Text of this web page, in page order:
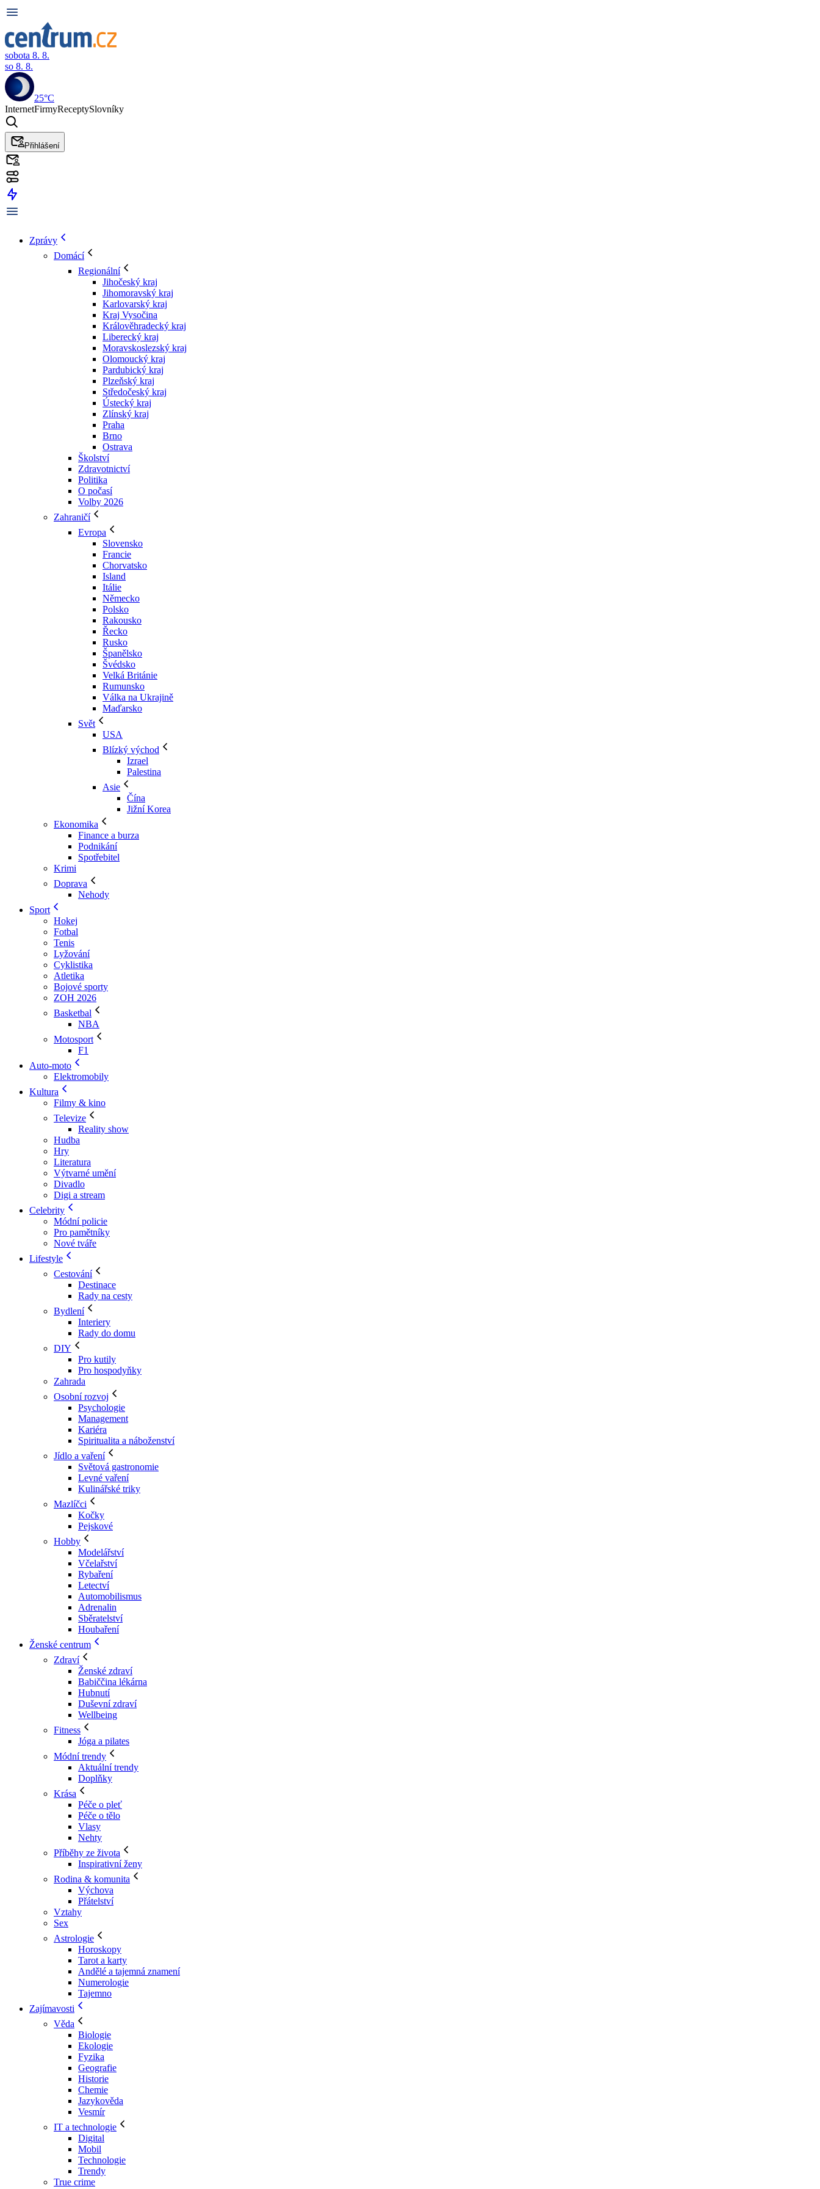
sobota 8. 8.
so 8. 8.
25°C
InternetFirmyReceptySlovníky
Přihlášení
Zprávy
Domácí
Regionální
Jihočeský kraj
Jihomoravský kraj
Karlovarský kraj
Kraj Vysočina
Králověhradecký kraj
Liberecký kraj
Moravskoslezský kraj
Olomoucký kraj
Pardubický kraj
Plzeňský kraj
Středočeský kraj
Ústecký kraj
Zlínský kraj
Praha
Brno
Ostrava
Školství
Zdravotnictví
Politika
O počasí
Volby 2026
Zahraničí
Evropa
Slovensko
Francie
Chorvatsko
Island
Itálie
Německo
Polsko
Rakousko
Řecko
Rusko
Španělsko
Švédsko
Velká Británie
Rumunsko
Válka na Ukrajině
Maďarsko
Svět
USA
Blízký východ
Izrael
Palestina
Asie
Čína
Jižní Korea
Ekonomika
Finance a burza
Podnikání
Spotřebitel
Krimi
Doprava
Nehody
Sport
Hokej
Fotbal
Tenis
Lyžování
Cyklistika
Atletika
Bojové sporty
ZOH 2026
Basketbal
NBA
Motosport
F1
Auto-moto
Elektromobily
Kultura
Filmy & kino
Televize
Reality show
Hudba
Hry
Literatura
Výtvarné umění
Divadlo
Digi a stream
Celebrity
Módní policie
Pro pamětníky
Nové tváře
Lifestyle
Cestování
Destinace
Rady na cesty
Bydlení
Interiery
Rady do domu
DIY
Pro kutily
Pro hospodyňky
Zahrada
Osobní rozvoj
Psychologie
Management
Kariéra
Spiritualita a náboženství
Jídlo a vaření
Světová gastronomie
Levné vaření
Kulinářské triky
Mazlíčci
Kočky
Pejskové
Hobby
Modelářství
Včelařství
Rybaření
Letectví
Automobilismus
Adrenalin
Sběratelství
Houbaření
Ženské centrum
Zdraví
Ženské zdraví
Babiččina lékárna
Hubnutí
Duševní zdraví
Wellbeing
Fitness
Jóga a pilates
Módní trendy
Aktuální trendy
Doplňky
Krása
Péče o pleť
Péče o tělo
Vlasy
Nehty
Příběhy ze života
Inspirativní ženy
Rodina & komunita
Výchova
Přátelství
Vztahy
Sex
Astrologie
Horoskopy
Tarot a karty
Andělé a tajemná znamení
Numerologie
Tajemno
Zajímavosti
Věda
Biologie
Ekologie
Fyzika
Geografie
Historie
Chemie
Jazykověda
Vesmír
IT a technologie
Digital
Mobil
Technologie
Trendy
True crime